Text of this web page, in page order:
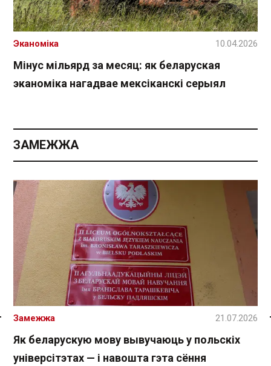
Мінус мільярд за месяц: як беларуская
эканоміка нагадвае мексіканскі серыял
Эканоміка 10.04.2026
ЗАМЕЖЖА
Як беларускую мову вывучаюць у польскіх
універсітэтах — і навошта гэта сёння
Замежжа 21.07.2026